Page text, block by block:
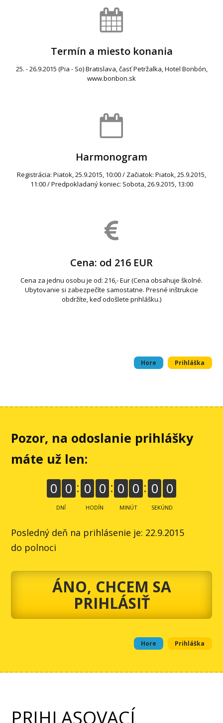
Termín a miesto konania
25. - 26.9.2015 (Pia - So) Bratislava, časť Petržalka, Hotel Bonbón,
www.bonbon.sk
Harmonogram
Registrácia: Piatok, 25.9.2015, 10:00 / Začiatok: Piatok, 25.9.2015,
11:00 / Predpokladaný koniec: Sobota, 26.9.2015, 13:00
Cena: od 216 EUR
Cena za jednu osobu je od: 216,- Eur (Cena obsahuje školné.
Ubytovanie si zabezpečíte samostatne. Presné inštrukcie
obdržíte, keď odošlete prihlášku.)
Hore Prihláška
Pozor, na odoslanie prihlášky
máte už len:
0 0
DNÍ
0 0
HODÍN
0 0
MINÚT
0 0
SEKÚND
Posledný deň na prihlásenie je: 22.9.2015
do polnoci
ÁNO, CHCEM SA
PRIHLÁSIŤ
Hore Prihláška
PRIHLASOVACÍ